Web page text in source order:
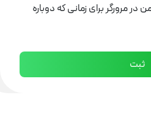
مرورگر برای زمانی که دوباره